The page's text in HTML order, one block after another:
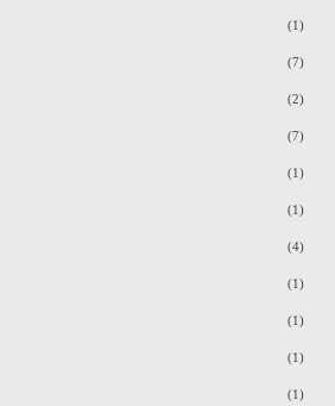
(1)
(7)
(2)
(7)
(1)
(1)
(4)
(1)
(1)
(1)
(1)